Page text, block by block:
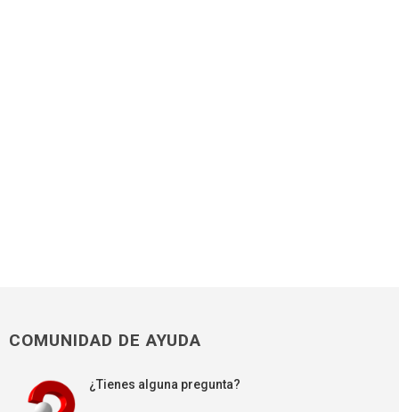
COMUNIDAD DE AYUDA
¿Tienes alguna pregunta?